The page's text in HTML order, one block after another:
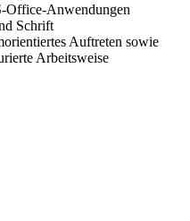
Office-Anwendungen
Schrift
Auftreten sowie
Arbeitsweise